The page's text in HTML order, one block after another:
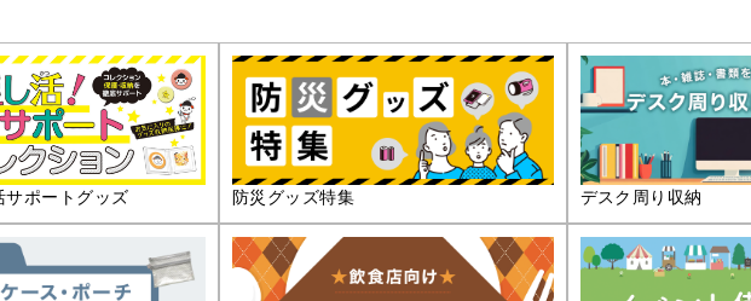
サポートグッズ 防災グッズ特集 デスク周り収納